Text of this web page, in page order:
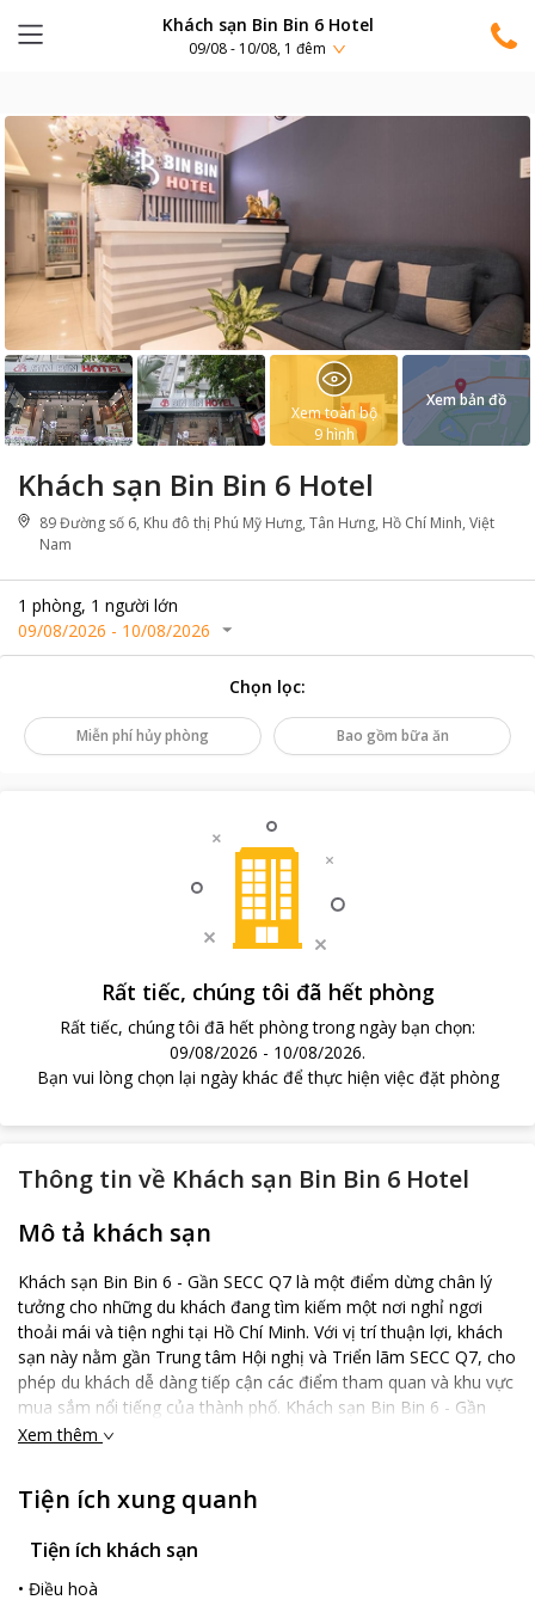
Khách sạn Bin Bin 6 Hotel
09/08 - 10/08, 1 đêm
Khách sạn Bin Bin 6 Hotel
89 Đường số 6, Khu đô thị Phú Mỹ Hưng, Tân Hưng, Hồ Chí Minh, Việt
Nam
1 phòng, 1 người lớn
09/08/2026 - 10/08/2026
Xem toàn bộ
9 hình
Xem bản đồ
Chọn lọc:
Miễn phí hủy phòng Bao gồm bữa ăn
Rất tiếc, chúng tôi đã hết phòng
Rất tiếc, chúng tôi đã hết phòng trong ngày bạn chọn:
09/08/2026 - 10/08/2026.
Bạn vui lòng chọn lại ngày khác để thực hiện việc đặt phòng
Thông tin về Khách sạn Bin Bin 6 Hotel
Mô tả khách sạn
Khách sạn Bin Bin 6 - Gần SECC Q7 là một điểm dừng chân lý
tưởng cho những du khách đang tìm kiếm một nơi nghỉ ngơi
thoải mái và tiện nghi tại Hồ Chí Minh. Với vị trí thuận lợi, khách
sạn này nằm gần Trung tâm Hội nghị và Triển lãm SECC Q7, cho
phép du khách dễ dàng tiếp cận các điểm tham quan và khu vực
mua sắm nổi tiếng của thành phố. Khách sạn Bin Bin 6 - Gần
SECC Q7 mang đến sự thoải mái và tiện nghi với 15 phòng nghỉ
những giờ phút sảng khoái và rèn luyện sức khỏe trong chuyến
được trang bị đầy đủ các thiết bị tập luyện chuyên nghiệp.
Khách hàng có thể tận hưởng không gian rộng rãi và thoải mái
Xem thêm
Tiện ích xung quanh
Tiện ích khách sạn
• Điều hoà